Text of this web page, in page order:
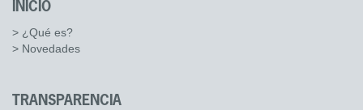
INICIO
> ¿Qué es?
> Novedades
TRANSPARENCIA